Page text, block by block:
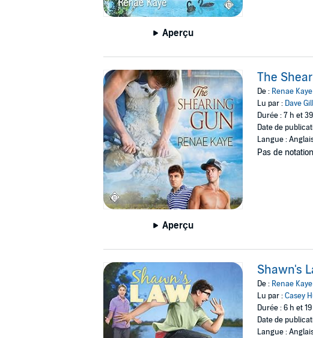
Aperçu
Aperçu
The
De : Renae Kaye
Lu par : Dave
Durée : 7 h et
Date de
Langue :
Pas de
Shawn's
De : Renae Kaye
Lu par :Casey
Durée : 6 h et
Date de
Langue :